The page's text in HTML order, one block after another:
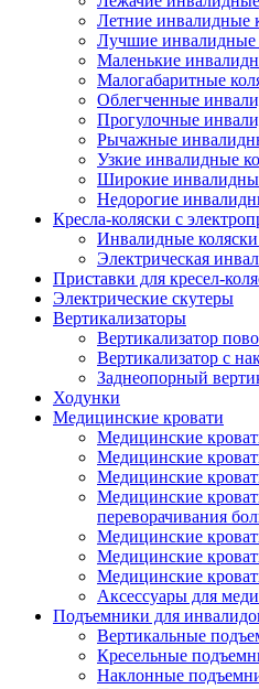
Летние инвалидные
Лучшие инвалидные
Маленькие
Малогабаритные
Облегченные
Прогулочные
Рычажные
Узкие инвалидные
Широкие
Недорогие
Кресла-коляски с
Инвалидные
Электрическая
Приставки для кресел-
Электрические скутеры
Вертикализаторы
Вертикализатор
Вертикализатор с
Заднеопорный
Ходунки
Медицинские кровати
Медицинские
Медицинские
Медицинские
Медицинские
переворачивания
Медицинские
Медицинские
Медицинские
Аксессуары для
Подъемники для
Вертикальные
Кресельные
Наклонные